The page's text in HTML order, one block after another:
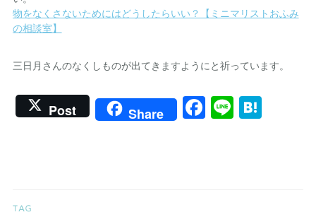
物をなくさないためにはどうしたらいい？【ミニマリストおふみ
の相談室】
三日月さんのなくしものが出てきますようにと祈っています。
Post Share Facebook
Line